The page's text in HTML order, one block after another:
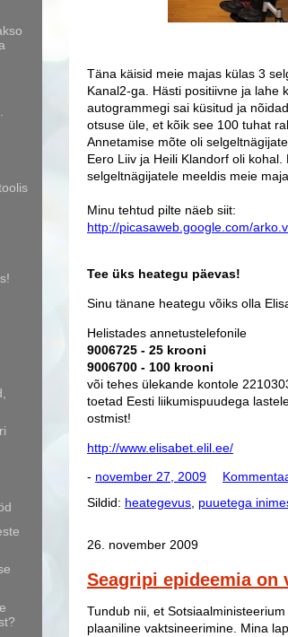
Täna käisid meie majas külas 3
Kanal2-ga. Hästi positiivne ja lahe
autogrammegi sai küsitud ja
otsuse üle, et kõik see 100 tuhat
Annetamise mõte oli
Eero Liiv ja Heili Klandorf oli
selgeltnägijatele meeldis meie
Minu tehtud pilte näeb siit:
http://picasaweb.google.com/
Tee üks heategu päevas!
Sinu tänane heategu võiks olla
Helistades annetustelefonile
9006725 - 25 krooni
9006700 - 100 krooni
või tehes ülekande kontole
toetad Eesti liikumispuudega
ostmist!
http://www.elisabet.elil.ee/
- november 27, 2009
Sildid: heategevus puuetega
26. november 2009
Seagripi epideemia on
Tundub nii, et
plaaniline vaktsineerimine. Mina